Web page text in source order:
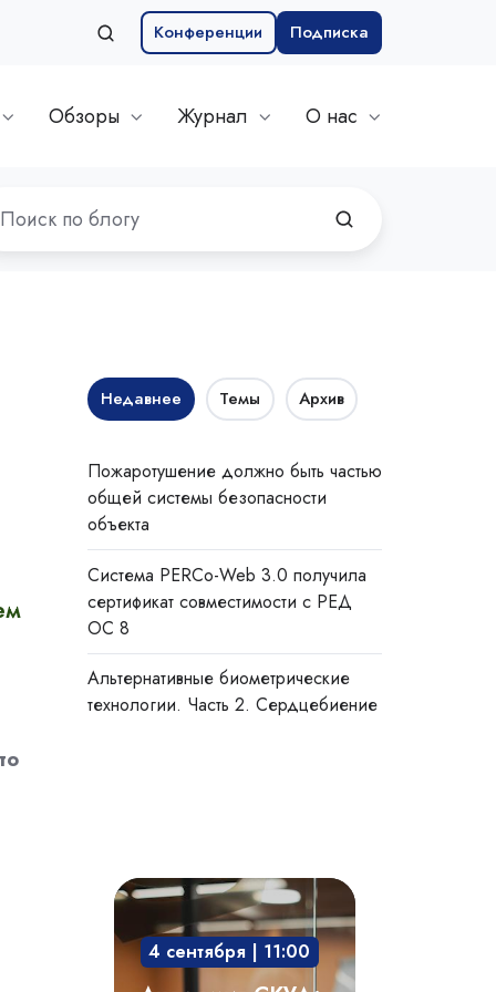
Конференции Подписка
Обзоры Журнал О нас
Недавнее Темы Архив
Пожаротушение должно быть частью
общей системы безопасности
объекта
Система PERCo-Web 3.0 получила
сертификат совместимости с РЕД
ОС 8
Альтернативные биометрические
технологии. Часть 2. Сердцебиение
Академия
СКУД:
мобильный
доступ,
4 сентября | 11:00